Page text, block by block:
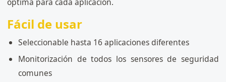
Fácil de usar
Seleccionable hasta 16 aplicaciones diferentes
Monitorización de todos los sensores de seguridad
comunes